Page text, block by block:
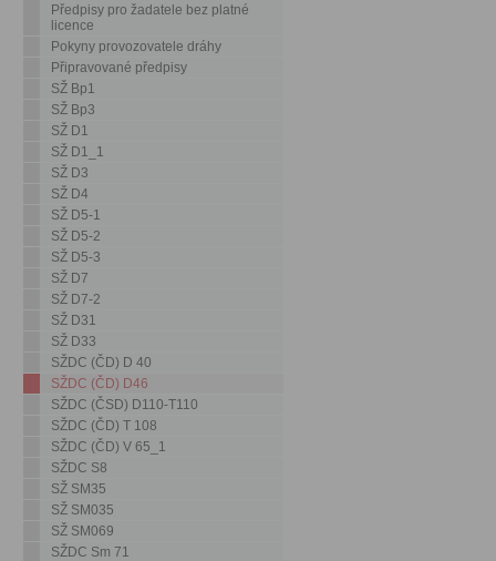
Předpisy pro žadatele bez platné
licence
Pokyny provozovatele dráhy
Připravované předpisy
SŽ Bp1
SŽ Bp3
SŽ D1
SŽ D1_1
SŽ D3
SŽ D4
SŽ D5-1
SŽ D5-2
SŽ D5-3
SŽ D7
SŽ D7-2
SŽ D31
SŽ D33
SŽDC (ČD) D 40
SŽDC (ČD) D46
SŽDC (ČSD) D110-T110
SŽDC (ČD) T 108
SŽDC (ČD) V 65_1
SŽDC S8
SŽ SM35
SŽ SM035
SŽ SM069
SŽDC Sm 71